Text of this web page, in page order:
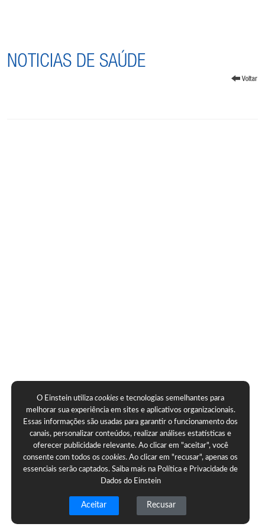
NOTICIAS DE SAÚDE
O Einstein utilizacookies e tecnologias semelhantes para
melhorar sua experiência em sites e aplicativos organizacionais.
Essas informações são usadas para garantir o funcionamento dos
canais, personalizar conteúdos, realizar análises estatísticas e
oferecer publicidade relevante. Ao clicar em "aceitar", você
consente com todos oscookies. Ao clicar em "recusar", apenas os
essenciais serão captados. Saiba mais na Política e Privacidade de
Dados do Einstein
Aceitar Recusar